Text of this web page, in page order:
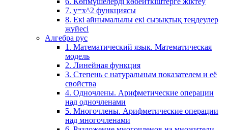
7. у=х^2 функциясы
8. Екі айнымалылы екі сызықтық теңдеулер
жүйесі
Алгебра рус
1. Математический язык. Математическая
модель
2. Линейная функция
3. Степень с натуральным показателем и её
свойства
4. Одночлены. Арифметические операции
над одночленами
5. Многочлены. Арифметические операции
над многочленами